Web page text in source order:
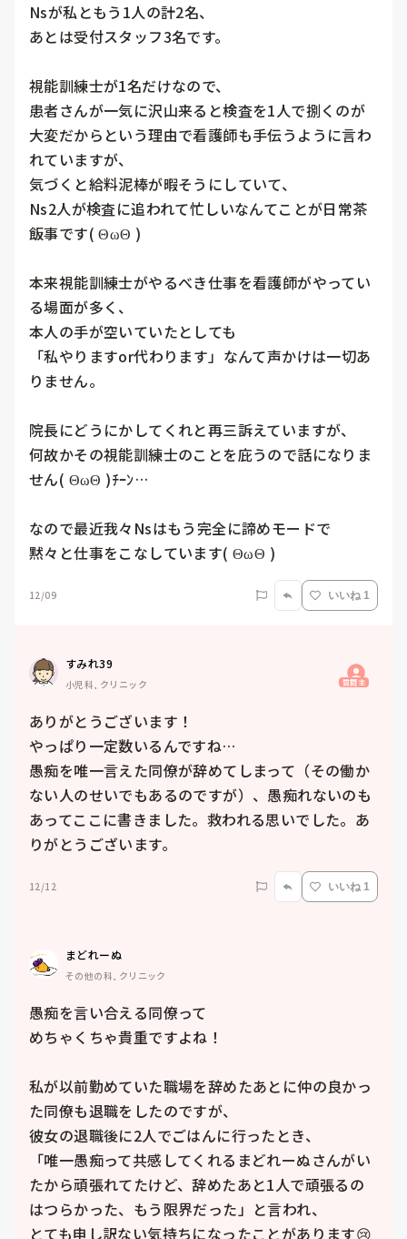
Nsが私ともう1人の計2名、
あとは受付スタッフ3名です。
視能訓練士が1名だけなので、
患者さんが一気に沢山来ると検査を1人で捌くのが
大変だからという理由で看護師も手伝うように言わ
れていますが、
気づくと給料泥棒が暇そうにしていて、
Ns2人が検査に追われて忙しいなんてことが日常茶
飯事です( ΘωΘ )
本来視能訓練士がやるべき仕事を看護師がやってい
る場面が多く、
本人の手が空いていたとしても
「私やりますor代わります」なんて声かけは一切あ
りません。
院長にどうにかしてくれと再三訴えていますが、
何故かその視能訓練士のことを庇うので話になりま
せん( ΘωΘ )ﾁｰﾝ…
なので最近我々Nsはもう完全に諦めモードで
黙々と仕事をこなしています( ΘωΘ )
12/09 いいね 1
すみれ39
小児科, クリニック 質問主
ありがとうございます！
やっぱり一定数いるんですね…
愚痴を唯一言えた同僚が辞めてしまって（その働か
ない人のせいでもあるのですが）、愚痴れないのも
あってここに書きました。救われる思いでした。あ
りがとうございます。
12/12 いいね 1
まどれーぬ
その他の科, クリニック
愚痴を言い合える同僚って
めちゃくちゃ貴重ですよね！
私が以前勤めていた職場を辞めたあとに仲の良かっ
た同僚も退職をしたのですが、
彼女の退職後に2人でごはんに行ったとき、
「唯一愚痴って共感してくれるまどれーぬさんがい
たから頑張れてたけど、辞めたあと1人で頑張るの
はつらかった、もう限界だった」と言われ、
とても申し訳ない気持ちになったことがあります😢